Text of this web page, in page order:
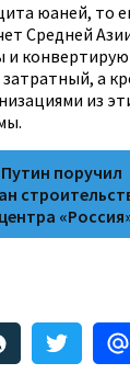
юаней, то
Средней
а
из
Путин поручил